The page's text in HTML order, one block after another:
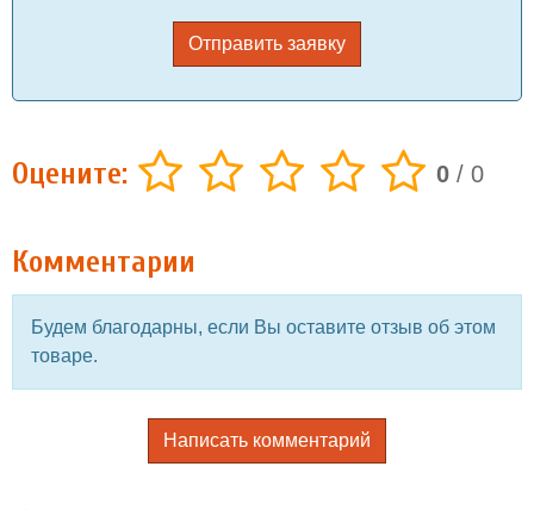
Отправить заявку
Оцените: 0 / 0
Комментарии
Будем благодарны, если Вы оставите отзыв об этом
товаре.
Написать комментарий